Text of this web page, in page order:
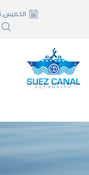
الخميس, 06 أغسطس 2026